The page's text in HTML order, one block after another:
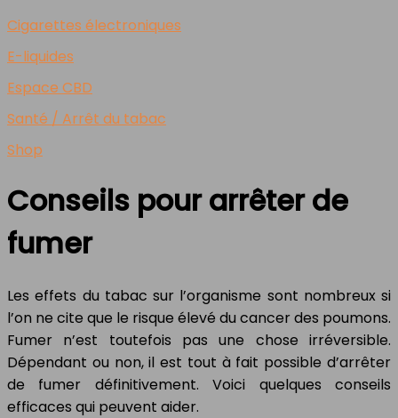
Cigarettes électroniques
E-liquides
Espace CBD
Santé / Arrêt du tabac
Shop
Conseils pour arrêter de
fumer
Les effets du tabac sur l’organisme sont nombreux si
l’on ne cite que le risque élevé du cancer des poumons.
Fumer n’est toutefois pas une chose irréversible.
Dépendant ou non, il est tout à fait possible d’arrêter
de fumer définitivement. Voici quelques conseils
efficaces qui peuvent aider.